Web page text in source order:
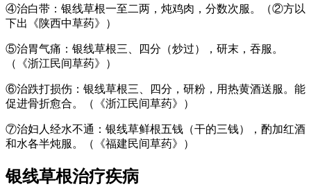
④治白带：银线草根一至二两，炖鸡肉，分数次服。（②方以
下出《陕西中草药》）
⑤治胃气痛：银线草根三、四分（炒过），研末，吞服。
（《浙江民间草药》）
⑥治跌打损伤：银线草根三、四分，研粉，用热黄酒送服。能
促进骨折愈合。（《浙江民间草药》）
⑦治妇人经水不通：银线草鲜根五钱（干的三钱），酌加红酒
和水各半炖服。（《福建民间草药》）
银线草根治疗疾病